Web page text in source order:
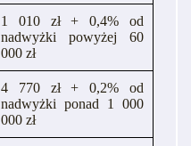
1 010 zł + 0,4% od
nadwyżki powyżej 60
000 zł
4 770 zł + 0,2% od
nadwyżki ponad 1 000
000 zł